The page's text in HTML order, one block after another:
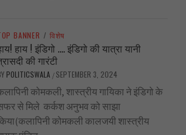
BANNER / विशेष
हाय ! इंडिगो …. इंडिगो की यात्रा यानी
की गारंटी
POLITICSWALA / SEPTEMBER 3, 2024
कोमकली, शास्त्रीय गायिका ने इंडिगो के
से मिले कर्कश अनुभव को साझा
कोमकली कालजयी शास्त्रीय